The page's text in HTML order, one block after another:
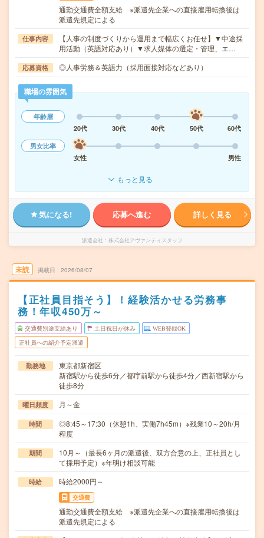
通勤交通費全額支給 ※派遣先企業への直接雇用転換後は
派遣先規定による
仕事内容
【人事の制度づくりから運用まで幅広くお任せ】▼中途採
用活動（英語対応あり）▼求人媒体の選定・管理、エ…
応募資格 ◎人事労務＆英語力（採用面接対応などあり）
職場の雰囲気
年齢層
20代
30代 40代 50代
60代
男女比率
女性
男性
もっと見る
気になる! 応募へ進む 詳しく見る
派遣会社 株式会社アヴァンティスタッフ
未読 掲載日 2026/08/07
【正社員目指そう】！経験活かせる労務事
務！年収450万～
交通費別途支給あり 土日祝日が休み WEB登録OK
正社員への紹介予定派遣
勤務地
東京都新宿区
新宿駅から徒歩6分／都庁前駅から徒歩4分／西新宿駅から
徒歩8分
曜日頻度 月～金
時間
◎8:45～17:30（休憩1h、実働7h45m）※残業10～20h/月
程度
期間
10月～（最長6ヶ月の派遣後、双方合意の上、正社員とし
て採用予定）※年明け相談可能
時給 時給2000円～
交通費
通勤交通費全額支給 ※派遣先企業への直接雇用転換後は
派遣先規定による